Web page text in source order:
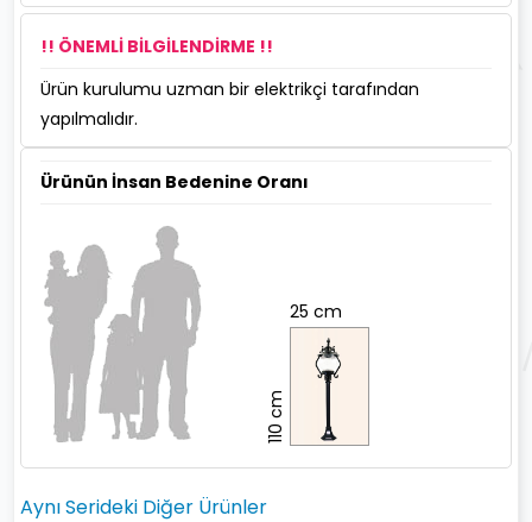
!! ÖNEMLİ BİLGİLENDİRME !!
Ürün kurulumu uzman bir elektrikçi tarafından
yapılmalıdır.
Ürünün İnsan Bedenine Oranı
25 cm
110 cm
Aynı Serideki Diğer Ürünler